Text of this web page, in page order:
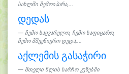
სახლში შემოიპარა,...
დედას
ჩემო საყვარელო, ჩემო საფიცარო,
ჩემო მშვენიერო დედა,...
აქლემის გასაჭირი
მთელი წლის სარჩო კუზებში